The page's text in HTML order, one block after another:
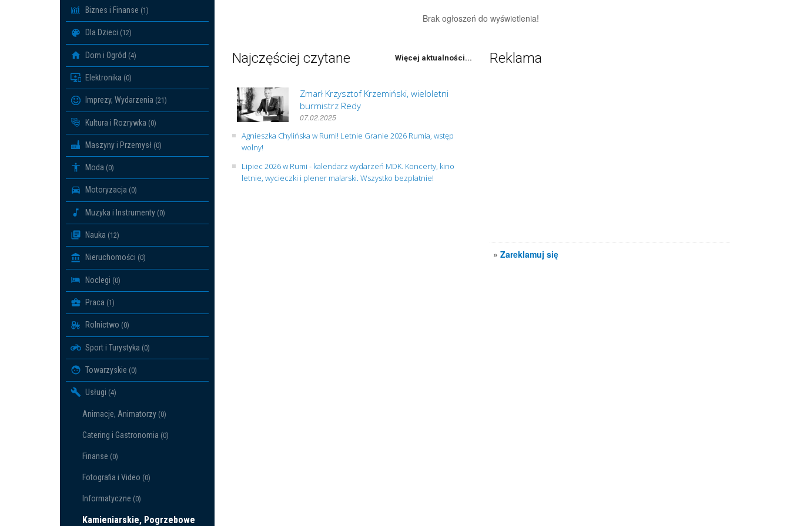
Biznes i Finanse (1)
Dla Dzieci (12)
Dom i Ogród (4)
Elektronika (0)
Imprezy, Wydarzenia (21)
Kultura i Rozrywka (0)
Maszyny i Przemysł (0)
Moda (0)
Motoryzacja (0)
Muzyka i Instrumenty (0)
Nauka (12)
Nieruchomości (0)
Noclegi (0)
Praca (1)
Rolnictwo (0)
Sport i Turystyka (0)
Towarzyskie (0)
Usługi (4)
Animacje, Animatorzy (0)
Catering i Gastronomia (0)
Finanse (0)
Fotografia i Video (0)
Informatyczne (0)
Kamieniarskie, Pogrzebowe
Brak ogłoszeń do wyświetlenia!
Najczęściej czytane Więcej aktualności...
Zmarł Krzysztof Krzemiński, wieloletni
burmistrz Redy
07.02.2025
Agnieszka Chylińska w Rumi! Letnie Granie 2026 Rumia, wstęp
wolny!
Lipiec 2026 w Rumi - kalendarz wydarzeń MDK. Koncerty, kino
letnie, wycieczki i plener malarski. Wszystko bezpłatnie!
Reklama
»Zareklamuj się